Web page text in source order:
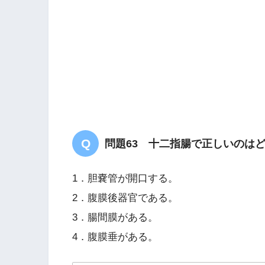
問題63 十二指腸で正しいのは
1．胆嚢管が開口する。
2．腹膜後器官である。
3．腸間膜がある。
4．腹膜垂がある。